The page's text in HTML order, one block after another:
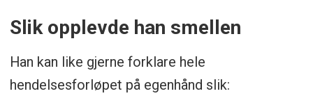
Slik opplevde han smellen
Han kan like gjerne forklare hele
hendelsesforløpet på egenhånd slik: